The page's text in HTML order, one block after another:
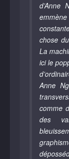
d’Anne
chose
La
ici le
Anne
comme
des